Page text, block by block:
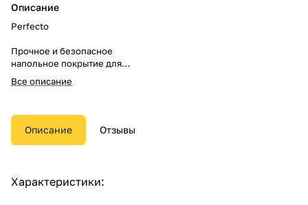
Описание
Perfecto
Прочное и безопасное
напольное покрытие для
квартир и офисов. Устойчиво к
воде и огню, поглощает шумы.
Современное, надежное и
безопасное решение для дома
и коммерческих помещений.
способно выдерживать
Все описание
Описание Отзывы
Характеристики: